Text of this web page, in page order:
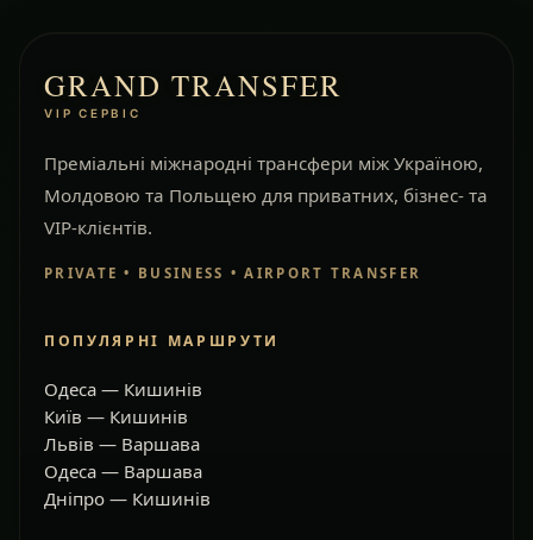
GRAND TRANSFER
VIP СЕРВІС
Преміальні міжнародні трансфери між Україною,
Молдовою та Польщею для приватних, бізнес- та
VIP-клієнтів.
PRIVATE • BUSINESS • AIRPORT TRANSFER
ПОПУЛЯРНІ МАРШРУТИ
Одеса — Кишинів
Київ — Кишинів
Львів — Варшава
Одеса — Варшава
Дніпро — Кишинів